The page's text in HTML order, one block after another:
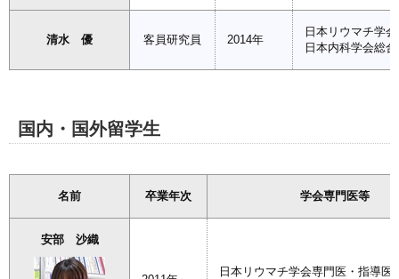
清水 優 客員研究員 2014年
日本リウマチ学
日本内科学会総
国内・国外留学生
名前 卒業年次 学会専門医等
安部 沙織
日本リウマチ学会専門医・指導医